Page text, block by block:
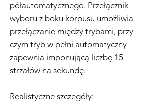
półautomatycznego. Przełącznik
wyboru z boku korpusu umożliwia
przełączanie między trybami, przy
czym tryb w pełni automatyczny
zapewnia imponującą liczbę 15
strzałów na sekundę.
Realistyczne szczegóły: